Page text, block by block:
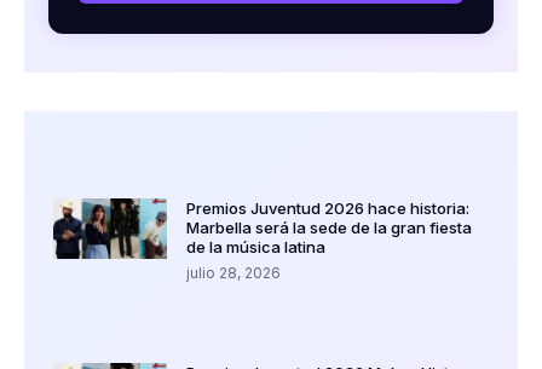
Premios Juventud 2026 hace historia:
Marbella será la sede de la gran fiesta
de la música latina
julio 28, 2026